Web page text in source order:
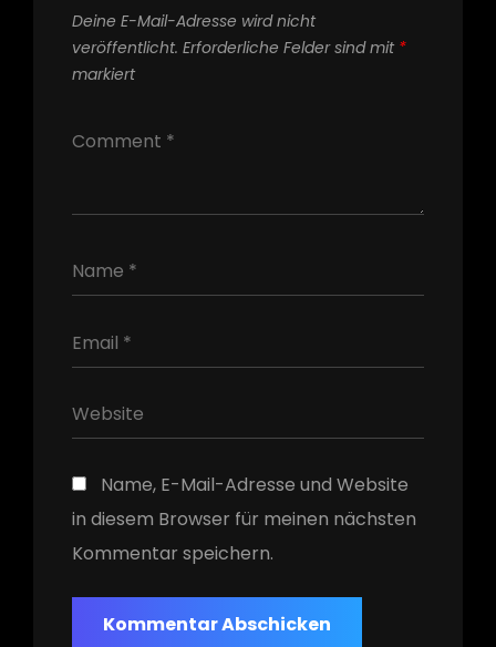
Deine E-Mail-Adresse wird nicht
veröffentlicht. Erforderliche Felder sind mit *
markiert
Name, E-Mail-Adresse und Website
in diesem Browser für meinen nächsten
Kommentar speichern.